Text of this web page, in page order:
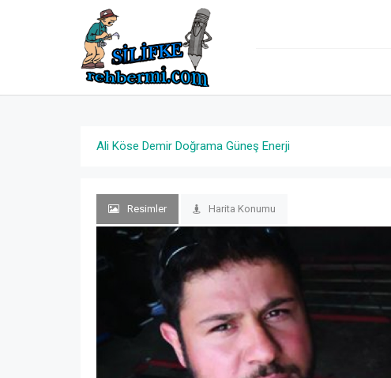
Ali Köse Demir Doğrama Güneş Enerji
Resimler Harita Konumu
Previous